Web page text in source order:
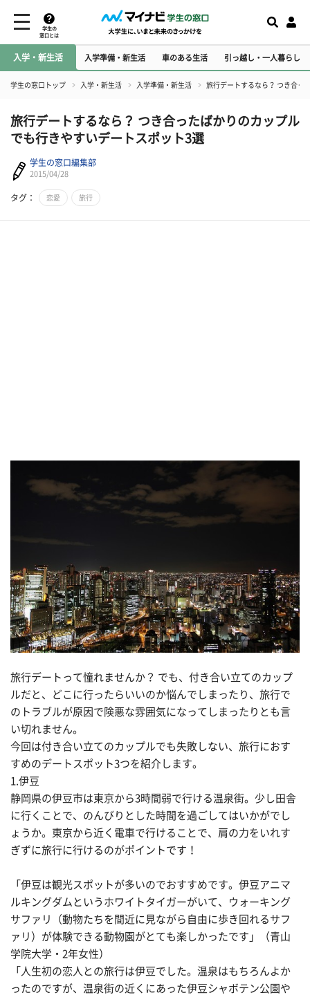
学生の
窓口とは
入学・新生活 入学準備・新生活 車のある生活 引っ越し・一人暮らし
学生の窓口トップ 入学・新生活 入学準備・新生活 旅行デートするなら？ つき合っ
旅行デートするなら？ つき合ったばかりのカップル
でも行きやすいデートスポット3選
学生の窓口編集部
2015/04/28
タグ： 恋愛 旅行
旅行デートって憧れませんか？ でも、付き合い立てのカップ
ルだと、どこに行ったらいいのか悩んでしまったり、旅行で
のトラブルが原因で険悪な雰囲気になってしまったりとも言
い切れません。
今回は付き合い立てのカップルでも失敗しない、旅行におす
すめのデートスポット3つを紹介します。
1.伊豆
静岡県の伊豆市は東京から3時間弱で行ける温泉街。少し田舎
に行くことで、のんびりとした時間を過ごしてはいかがでし
ょうか。東京から近く電車で行けることで、肩の力をいれす
ぎずに旅行に行けるのがポイントです！
「伊豆は観光スポットが多いのでおすすめです。伊豆アニマ
ルキングダムというホワイトタイガーがいて、ウォーキング
サファリ（動物たちを間近に見ながら自由に歩き回れるサフ
ァリ）が体験できる動物園がとても楽しかったです」（青山
学院大学・2年女性）
「人生初の恋人との旅行は伊豆でした。温泉はもちろんよか
ったのですが、温泉街の近くにあった伊豆シャボテン公園や